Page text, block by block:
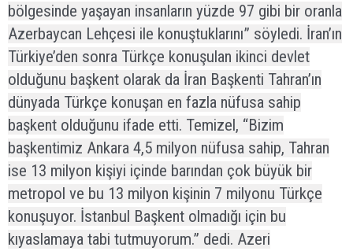
bölgesinde yaşayan insanların yüzde 97 gibi bir oranla
Azerbaycan Lehçesi ile konuştuklarını” söyledi. İran’ın
Türkiye’den sonra Türkçe konuşulan ikinci devlet
olduğunu başkent olarak da İran Başkenti Tahran’ın
dünyada Türkçe konuşan en fazla nüfusa sahip
başkent olduğunu ifade etti. Temizel, “Bizim
başkentimiz Ankara 4,5 milyon nüfusa sahip, Tahran
ise 13 milyon kişiyi içinde barından çok büyük bir
metropol ve bu 13 milyon kişinin 7 milyonu Türkçe
konuşuyor. İstanbul Başkent olmadığı için bu
kıyaslamaya tabi tutmuyorum.” dedi. Azeri